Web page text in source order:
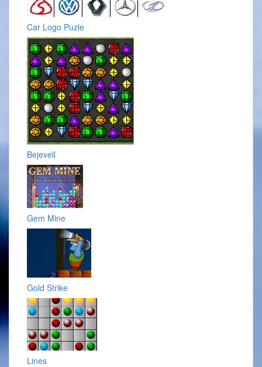
Car Logo Puzle
Bejevell
Gem Mine
Gold Strike
Lines